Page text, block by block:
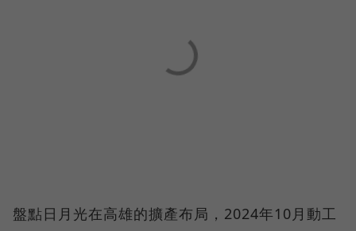
盤點日月光在高雄的擴產布局，2024年10月動工